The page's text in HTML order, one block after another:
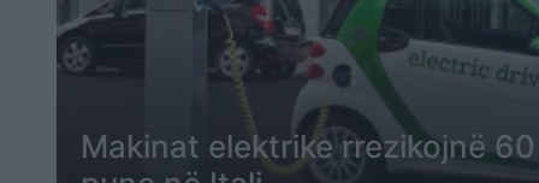
Makinat elektrike rrezikojnë